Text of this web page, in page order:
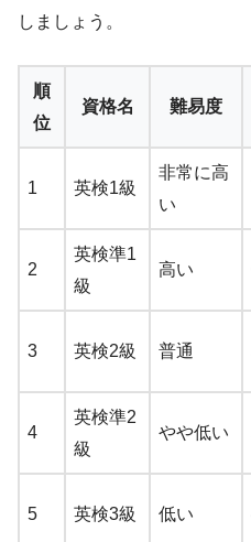
しましょう。
順
位
資格名 難易度
1 英検1級
非常に高
い
2
英検準1
級
高い
3 英検2級 普通
4
英検準2
級
やや低い
5 英検3級 低い